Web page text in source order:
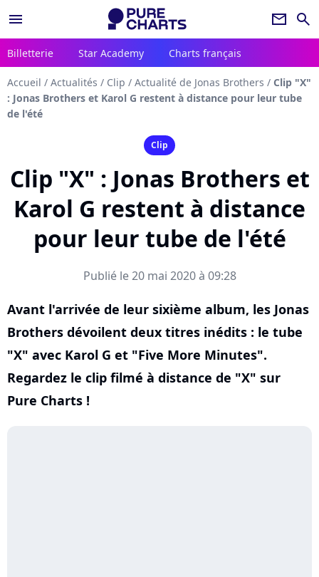
menu newsletter search
Billetterie Star Academy Charts français
Accueil / Actualités / Clip / Actualité de Jonas Brothers / Clip "X"
: Jonas Brothers et Karol G restent à distance pour leur tube
de l'été
Clip
Clip "X" : Jonas Brothers et
Karol G restent à distance
pour leur tube de l'été
Publié le 20 mai 2020 à 09:28
Avant l'arrivée de leur sixième album, les Jonas
Brothers dévoilent deux titres inédits : le tube
"X" avec Karol G et "Five More Minutes".
Regardez le clip filmé à distance de "X" sur
Pure Charts !